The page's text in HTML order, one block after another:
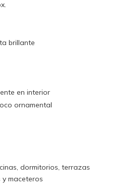
brillante
en interior
ornamental
dormitorios, terrazas
maceteros